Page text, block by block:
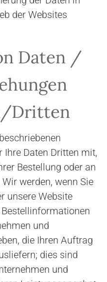
der Websites
Daten /
Dritten
Daten Dritten mit,
Bestellung oder an
werden, wenn Sie
unsere Website
und
die Ihren Auftrag
dies sind
und